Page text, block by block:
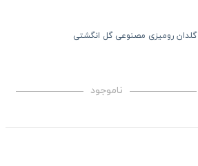
گلدان رومیزی مصنوعی گل انگشتی
ناموجود